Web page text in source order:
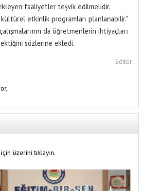
faaliyetler teşvik edilmelidir.
etkinlik programları planlanabilir.”
da öğretmenlerin ihtiyaçları
sözlerine ekledi.
Editör:
üzerini tıklayın.